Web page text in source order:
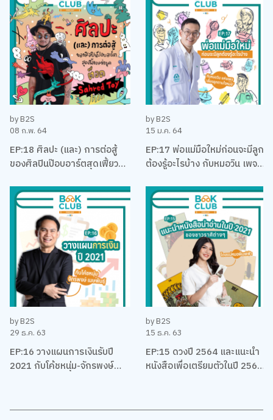
by B2S
08 ก.พ. 64
EP:18 ศิลปะ (และ) การต่อสู้
ของศิลปินป๊อบอาร์ตสุดเฟี้ยว
by B2S
15 ม.ค. 64
EP:17 พ่อแม่มือใหม่ก่อนจะมีลูก
ต้องรู้อะไรบ้าง กับหมอวิน เพจ
by B2S
29 ธ.ค. 63
EP:16 วางแผนการเงินรับปี
2021 กับโค้ชหนุ่ม-จักรพงษ์
by B2S
15 ธ.ค. 63
EP:15 ดวงปี 2564 และแนะนำ
หนังสือเพื่อเตรียมตัวในปี 2564